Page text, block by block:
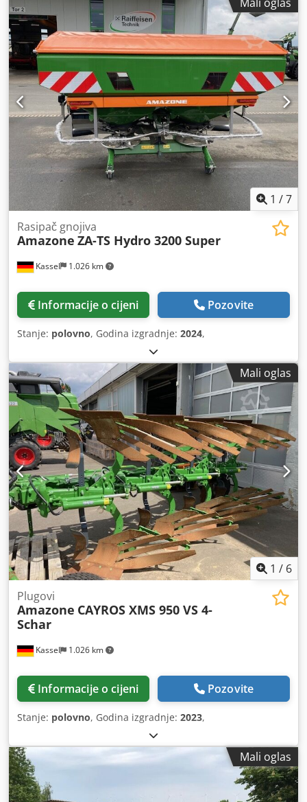
1 /7
Kassel 1.026 km
Rasipač gnojiva
Amazone ZA-TS Hydro 3200 Super
Informacije o cijeni Pozovite
Stanje: polovno, Godina izgradnje: 2024,
Mali oglas
1 / 6
Kassel 1.026 km
Plugovi
Amazone CAYROS XMS 950 VS 4-
Schar
Informacije o cijeni Pozovite
Stanje: polovno, Godina izgradnje: 2023,
Mali oglas